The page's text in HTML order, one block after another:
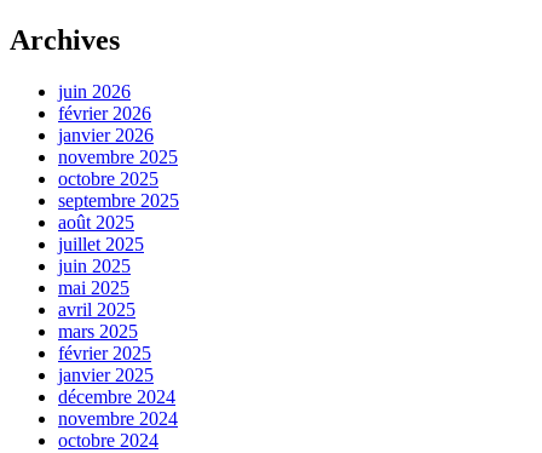
Archives
juin 2026
février 2026
janvier 2026
novembre 2025
octobre 2025
septembre 2025
août 2025
juillet 2025
juin 2025
mai 2025
avril 2025
mars 2025
février 2025
janvier 2025
décembre 2024
novembre 2024
octobre 2024